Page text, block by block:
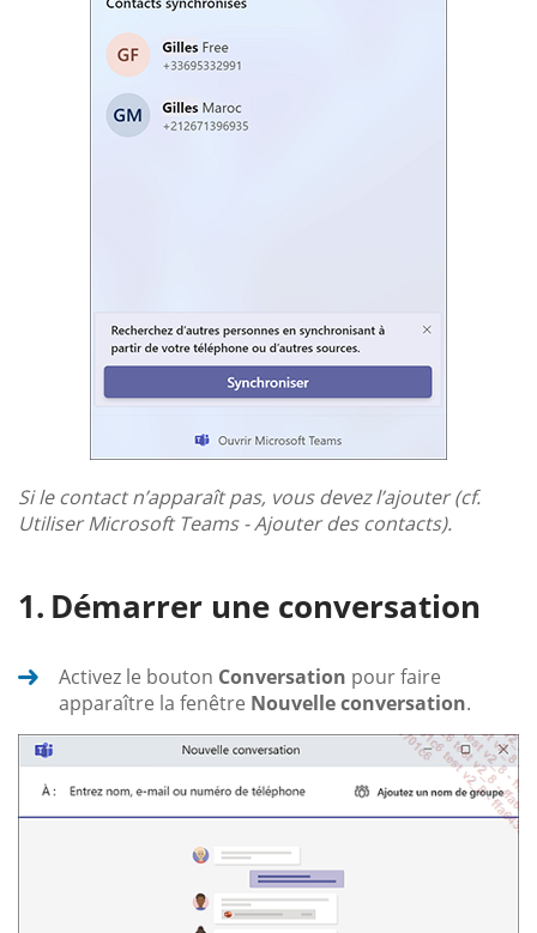
Si le contact n’apparaît pas, vous devez l’ajouter (cf.
Utiliser Microsoft Teams - Ajouter des contacts).
Démarrer une conversation
Activez le bouton Conversation pour faire
apparaître la fenêtre Nouvelle conversation.